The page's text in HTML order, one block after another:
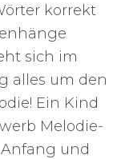
korrekt
sich im
alles um den
Ein Kind
Melodie-
und